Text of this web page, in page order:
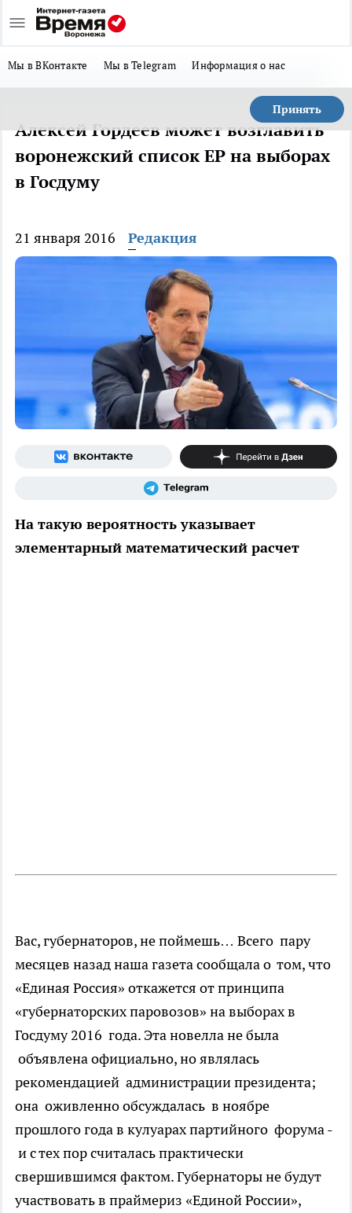
Мы в ВКонтакте Мы в Telegram Информация о нас
Принять
Алексей Гордеев может возглавить
воронежский список ЕР на выборах
в Госдуму
21 января 2016 Редакция
На такую вероятность указывает
элементарный математический расчет
Вас, губернаторов, не поймешь… Всего пару
месяцев назад наша газета сообщала о том, что
«Единая Россия» откажется от принципа
«губернаторских паровозов» на выборах в
Госдуму 2016 года. Эта новеллане была
объявлена официально, но являлась
рекомендацией администрации президента;
она оживленно обсуждалась в ноябре
прошлого года в кулуарах партийного форума -
и с тех пор считалась практически
свершившимся фактом. Губернаторы не будут
участвовать в праймериз «Единой России»,